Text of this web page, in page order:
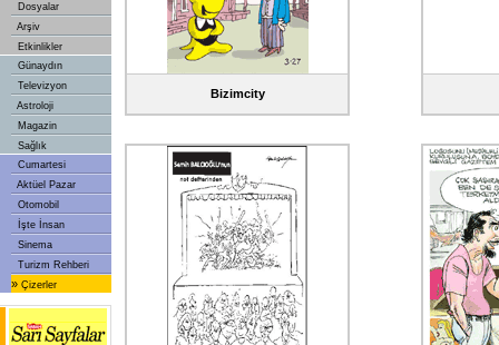
Dosyalar
Arşiv
Etkinlikler
Günaydın
Televizyon
Astroloji
Magazin
Sağlık
Cumartesi
Aktüel Pazar
Otomobil
İşte İnsan
Sinema
Turizm Rehberi
» Çizerler
Bizimcity